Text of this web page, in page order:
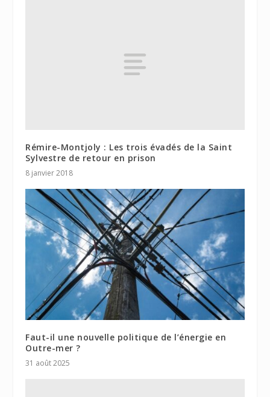
Rémire-Montjoly : Les trois évadés de la Saint
Sylvestre de retour en prison
8 janvier 2018
Faut-il une nouvelle politique de l’énergie en
Outre-mer ?
31 août 2025